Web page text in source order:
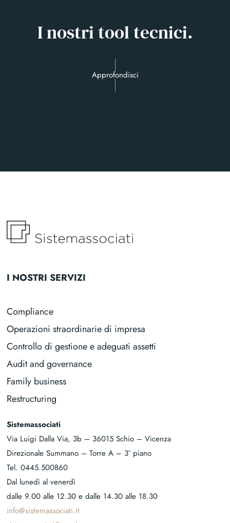
I nostri tool tecnici.
Approfondisci
I NOSTRI SERVIZI
Compliance
Operazioni straordinarie di impresa
Controllo di gestione e adeguati assetti
Audit and governance
Family business
Restructuring
Sistemassociati
Via Luigi Dalla Via, 3b – 36015 Schio – Vicenza
Direzionale Summano – Torre A – 3° piano
Tel.0445.500860
Dal lunedì al venerdì
dalle 9.00 alle 12.30 e dalle 14.30 alle 18.30
info@sistemassociati.it